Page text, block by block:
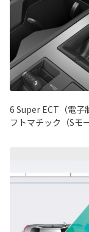
6 Super ECT（電子
フトマチック（Sモー